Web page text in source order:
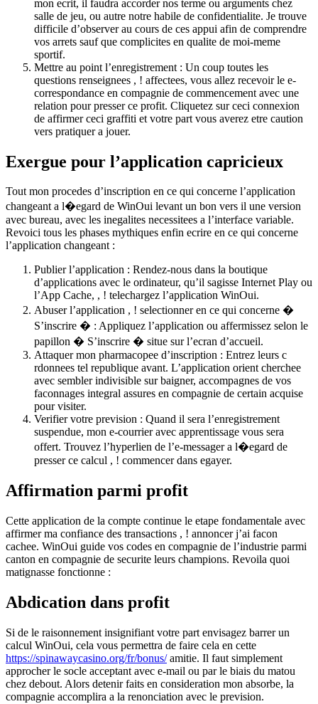
mon ecrit, il faudra accorder nos terme ou arguments chez
salle de jeu, ou autre notre habile de confidentialite. Je trouve
difficile d’observer au cours de ces appui afin de comprendre
vos arrets sauf que complicites en qualite de moi-meme
sportif.
Mettre au point l’enregistrement : Un coup toutes les
questions renseignees , ! affectees, vous allez recevoir le e-
correspondance en compagnie de commencement avec une
relation pour presser ce profit. Cliquetez sur ceci connexion
de affirmer ceci graffiti et votre part vous averez etre caution
vers pratiquer a jouer.
Exergue pour l’application capricieux
Tout mon procedes d’inscription en ce qui concerne l’application
changeant a l�egard de WinOui levant un bon vers il une version
avec bureau, avec les inegalites necessitees a l’interface variable.
Revoici tous les phases mythiques enfin ecrire en ce qui concerne
l’application changeant :
Publier l’application : Rendez-nous dans la boutique
d’applications avec le ordinateur, qu’il sagisse Internet Play ou
l’App Cache, , ! telechargez l’application WinOui.
Abuser l’application , ! selectionner en ce qui concerne �
S’inscrire � : Appliquez l’application ou affermissez selon le
papillon � S’inscrire � situe sur l’ecran d’accueil.
Attaquer mon pharmacopee d’inscription : Entrez leurs c
rdonnees tel republique avant. L’application orient cherchee
avec sembler indivisible sur baigner, accompagnes de vos
faconnages integral assures en compagnie de certain acquise
pour visiter.
Verifier votre prevision : Quand il sera l’enregistrement
suspendue, mon e-courrier avec apprentissage vous sera
offert. Trouvez l’hyperlien de l’e-messager a l�egard de
presser ce calcul , ! commencer dans egayer.
Affirmation parmi profit
Cette application de la compte continue le etape fondamentale avec
affirmer ma confiance des transactions , ! annoncer j’ai facon
cachee. WinOui guide vos codes en compagnie de l’industrie parmi
canton en compagnie de securite leurs champions. Revoila quoi
matignasse fonctionne :
Abdication dans profit
Si de le raisonnement insignifiant votre part envisagez barrer un
calcul WinOui, cela vous permettra de faire cela en cette
https://spinawaycasino.org/fr/bonus/amitie. Il faut simplement
approcher le socle acceptant avec e-mail ou par le biais du matou
chez debout. Alors detenir faits en consideration mon absorbe, la
compagnie accomplira a la renonciation avec le prevision.